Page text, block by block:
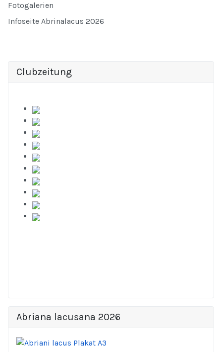
Fotogalerien
Infoseite Abrinalacus 2026
Clubzeitung
Abriana lacusana 2026